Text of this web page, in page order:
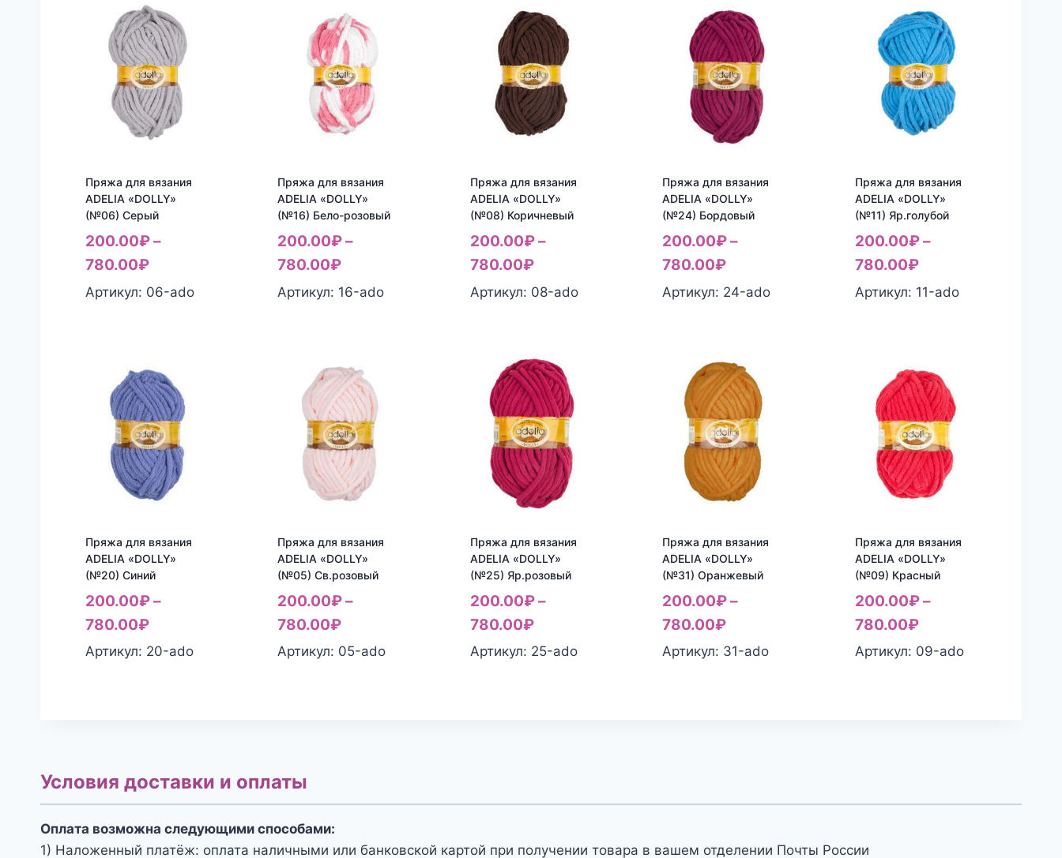
Пряжа для вязания
ADELIA «DOLLY»
(№06) Серый
200.00₽–
780.00₽
Артикул: 06-ado
Пряжа для вязания
ADELIA «DOLLY»
(№16) Бело-розовый
200.00₽–
780.00₽
Артикул: 16-ado
Пряжа для вязания
ADELIA «DOLLY»
(№08) Коричневый
200.00₽–
780.00₽
Артикул: 08-ado
Пряжа для вязания
ADELIA «DOLLY»
(№24) Бордовый
200.00₽–
780.00₽
Артикул: 24-ado
Пряжа для вязания
ADELIA «DOLLY»
(№11) Яр.голубой
200.00₽–
780.00₽
Артикул: 11-ado
Пряжа для вязания
ADELIA «DOLLY»
(№20) Синий
200.00₽–
780.00₽
Артикул: 20-ado
Пряжа для вязания
ADELIA «DOLLY»
(№05) Св.розовый
200.00₽–
780.00₽
Артикул: 05-ado
Пряжа для вязания
ADELIA «DOLLY»
(№25) Яр.розовый
200.00₽–
780.00₽
Артикул: 25-ado
Пряжа для вязания
ADELIA «DOLLY»
(№31) Оранжевый
200.00₽–
780.00₽
Артикул: 31-ado
Пряжа для вязания
ADELIA «DOLLY»
(№09) Красный
200.00₽–
780.00₽
Артикул: 09-ado
Условия доставки и оплаты
Оплата возможна следующими способами:
1) Наложенный платёж: оплата наличными или банковской картой при получении товара в вашем отделении Почты России